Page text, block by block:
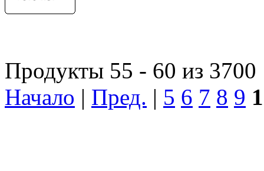
Продукты 55 - 60 из 3700
Начало | Пред. | 5 6 7 8 9